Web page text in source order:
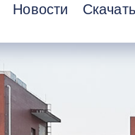
Новости Скачать